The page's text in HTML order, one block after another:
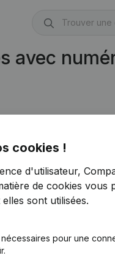
avec
cookies !
d'utilisateur,
de cookies vous
sont utilisées.
pour une